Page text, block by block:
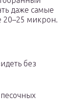
даже самые
20–25 микрон.
без